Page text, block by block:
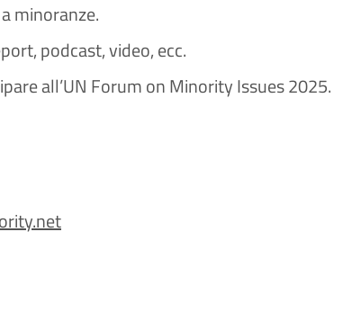
minoranze.
podcast, video, ecc.
all’UN Forum on Minority Issues 2025.